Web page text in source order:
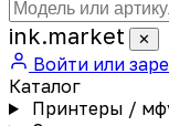
ink.market ✕
Войти или
Каталог
Принтеры /